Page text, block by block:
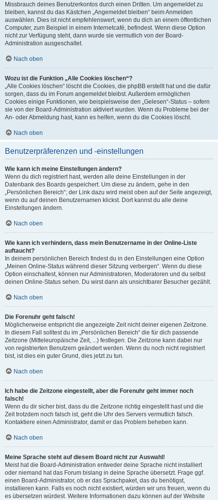
Missbrauch deines Benutzerkontos durch einen Dritten. Um angemeldet zu
bleiben, kannst du das Kästchen „Angemeldet bleiben“ beim Anmelden
auswählen. Dies ist nicht empfehlenswert, wenn du dich an einem öffentlichen
Computer, zum Beispiel in einem Internetcafé, befindest. Wenn diese Option
nicht zur Verfügung steht, dann wurde sie vermutlich von der Board-
Administration ausgeschaltet.
Nach oben
Wozu ist die Funktion „Alle Cookies löschen“?
„Alle Cookies löschen“ löscht die Cookies, die phpBB erstellt hat und die dafür
sorgen, dass du im Forum angemeldet bleibst. Außerdem ermöglichen
Cookies einige Funktionen, wie beispielsweise den „Gelesen“-Status – sofern
sie von der Board-Administration aktiviert wurden. Wenn du Probleme bei der
An- oder Abmeldung hast, kann es helfen, wenn du die Cookies löscht.
Nach oben
Benutzerpräferenzen und -einstellungen
Wie kann ich meine Einstellungen ändern?
Wenn du dich registriert hast, werden alle deine Einstellungen in der
Datenbank des Boards gespeichert. Um diese zu ändern, gehe in den
„Persönlichen Bereich“; der Link dazu wird meist oben auf der Seite angezeigt,
wenn du auf deinen Benutzernamen klickst. Dort kannst du alle deine
Einstellungen ändern.
Nach oben
Wie kann ich verhindern, dass mein Benutzername in der Online-Liste
auftaucht?
In deinem persönlichen Bereich findest du in den Einstellungen eine Option
„Meinen Online-Status während dieser Sitzung verbergen“. Wenn du diese
Option einschaltest, können nur Administratoren, Moderatoren und du selbst
deinen Online-Status sehen. Du wirst dann als unsichtbarer Besucher gezählt.
Nach oben
Die Forenuhr geht falsch!
Möglicherweise entspricht die angezeigte Zeit nicht deiner eigenen Zeitzone.
In diesem Fall solltest du im „Persönlichen Bereich“ die für dich passende
Zeitzone (Mitteleuropäische Zeit, ...) festlegen. Die Zeitzone kann dabei nur
von registrierten Benutzern geändert werden. Wenn du noch nicht registriert
bist, ist dies ein guter Grund, dies jetzt zu tun.
Nach oben
Ich habe die Zeitzone eingestellt, aber die Forenuhr geht immer noch
falsch!
Wenn du dir sicher bist, dass du die Zeitzone richtig eingestellt hast und die
Zeit trotzdem noch falsch ist, geht die Uhr des Servers vermutlich falsch.
Kontaktiere einen Administrator, damit er das Problem beheben kann.
Nach oben
Meine Sprache steht auf diesem Board nicht zur Auswahl!
Meist hat die Board-Administration entweder deine Sprache nicht installiert
oder niemand hat das Forum bislang in deine Sprache übersetzt. Frage ggf.
einen Board-Administrator, ob er das Sprachpaket, das du benötigst,
installieren kann. Falls es noch nicht existiert, würden wir uns freuen, wenn du
es übersetzen würdest. Weitere Informationen dazu können auf der Website